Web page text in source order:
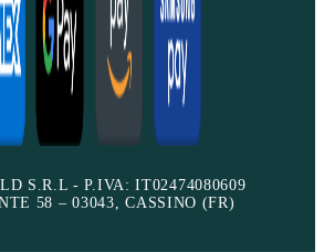
S.R.L - P.IVA: IT02474080609
58 – 03043, CASSINO (FR)